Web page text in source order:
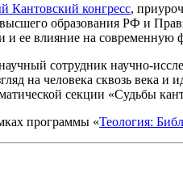
Кантовский конгресс,
образования РФ и
и ее влияние на
сотрудник научно-
на человека сквозь века
секции «Судьбы
программы «Теология: